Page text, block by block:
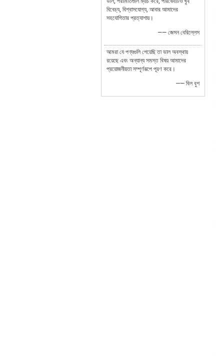
বিবেচ্য, বিশ্বাসযোগ্য, আবার আমাদের
সহযোগিতার প্রত্যাশায়।
—— জেসন বেরিল্লেস
আমরা যে পণ্যগুলি পেয়েছি তা ভাল অবস্থায়
রয়েছে এবং অন্যান্য সমস্ত বিষয় আমাদের
প্রয়োজনীয়তা সম্পূর্ণরূপে পূরণ করে।
—— বিল বুশ